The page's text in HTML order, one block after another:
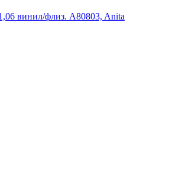
винил/флиз. A80803, Anita